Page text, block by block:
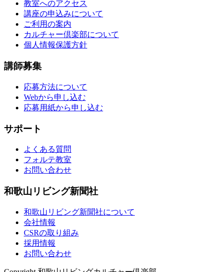
教室へのアクセス
講座の申込みについて
ご利用の案内
カルチャー倶楽部について
個人情報保護方針
講師募集
応募方法について
Webから申し込む
応募用紙から申し込む
サポート
よくある質問
フォルテ教室
お問い合わせ
和歌山リビング新聞社
和歌山リビング新聞社について
会社情報
CSRの取り組み
採用情報
お問い合わせ